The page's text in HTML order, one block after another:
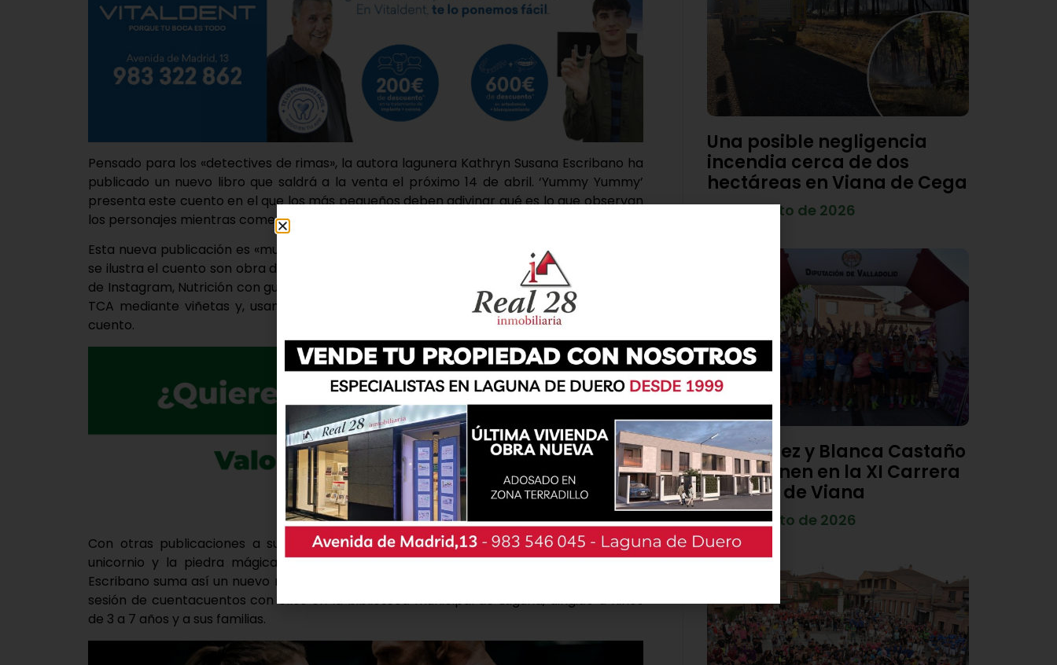
Pensado para los «detectives de rimas», la autora lagunera Kathryn Susana Escribano ha
publicado un nuevo libro que saldrá a la venta el próximo 14 de abril. ‘Yummy Yummy’
presenta este cuento en el que los más pequeños deben adivinar qué es lo que observan
los personajes mientras comen.
Esta nueva publicación es «muy especial» para Escribano, pues las imágenes con las que
se ilustra el cuento son obra de su hija Sara Vega, nutricionista que a través de su cuenta
de Instagram, Nutrición con gusto, explica aspectos de la alimentación saludable y de los
TCA mediante viñetas y, usando esta misma técnica, ha realizado las ilustraciones del
cuento.
Con otras publicaciones a su espalda como ‘I wish I had’, ‘The magic triangle’ o ‘El
unicornio y la piedra mágica’, así como libros de estudio en inglés, Kathryn Susana
Escribano suma así un nuevo manuscrito a sus estanterías y, el 9 de mayo, realizará una
sesión de cuentacuentos con ellos en la biblioteca municipal de Laguna, dirigido a niños
de 3 a 7 años y a sus familias.
Una posible negligencia
incendia cerca de dos
hectáreas en Viana de Cega
7 de agosto de 2026
Diego Díez y Blanca Castaño
se imponen en la XI Carrera
Popular de Viana
4 de agosto de 2026